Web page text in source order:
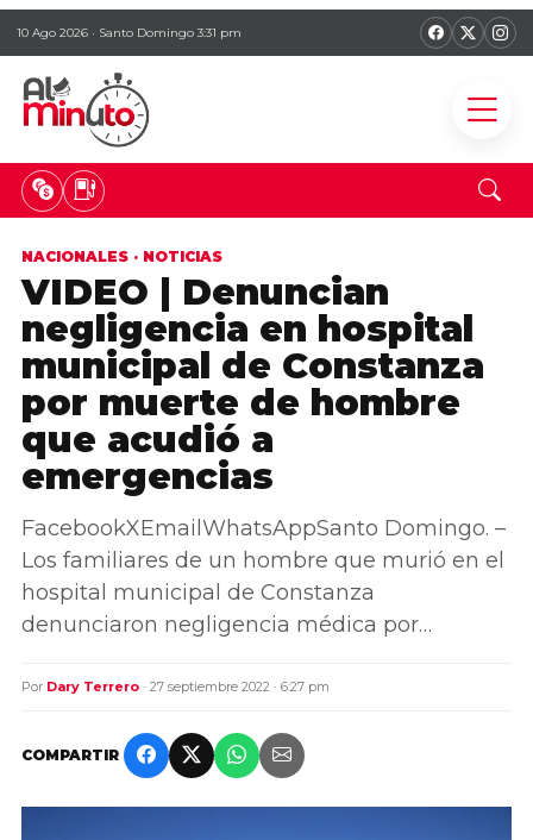
10 Ago 2026 · Santo Domingo 3:31 pm
NACIONALES · NOTICIAS
VIDEO | Denuncian
negligencia en hospital
municipal de Constanza
por muerte de hombre
que acudió a
emergencias
FacebookXEmailWhatsAppSanto Domingo. –
Los familiares de un hombre que murió en el
hospital municipal de Constanza
denunciaron negligencia médica por…
Por Dary Terrero · 27 septiembre 2022 · 6:27 pm
COMPARTIR